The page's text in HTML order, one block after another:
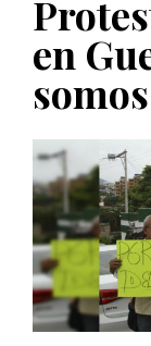
PUBLICADO EL 5
en